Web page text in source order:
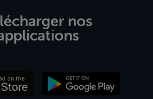
nos